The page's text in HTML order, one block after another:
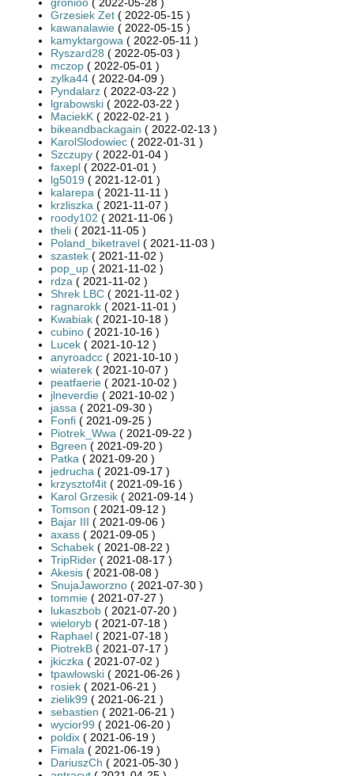
Grzesiek Zet ( 2022-05-15 )
kawanalawie ( 2022-05-15 )
kamyktargowa ( 2022-05-11 )
Ryszard28 ( 2022-05-03 )
mczop ( 2022-05-01 )
zylka44 ( 2022-04-09 )
Pyndalarz ( 2022-03-22 )
lgrabowski ( 2022-03-22 )
MaciekK ( 2022-02-21 )
bikeandbackagain ( 2022-02-13 )
KarolSlodowiec ( 2022-01-31 )
Szczupy ( 2022-01-04 )
faxepl ( 2022-01-01 )
lg5019 ( 2021-12-01 )
kalarepa ( 2021-11-11 )
krzliszka ( 2021-11-07 )
roody102 ( 2021-11-06 )
theli ( 2021-11-05 )
Poland_biketravel ( 2021-11-03 )
szastek ( 2021-11-02 )
pop_up ( 2021-11-02 )
rdza ( 2021-11-02 )
Shrek LBC ( 2021-11-02 )
ragnarokk ( 2021-11-01 )
Kwabiak ( 2021-10-18 )
cubino ( 2021-10-16 )
Lucek ( 2021-10-12 )
anyroadcc ( 2021-10-10 )
wiaterek ( 2021-10-07 )
peatfaerie ( 2021-10-02 )
jlneverdie ( 2021-10-02 )
jassa ( 2021-09-30 )
Fonfi ( 2021-09-25 )
Piotrek_Wwa ( 2021-09-22 )
Bgreen ( 2021-09-20 )
Patka ( 2021-09-20 )
jedrucha ( 2021-09-17 )
krzysztof4it ( 2021-09-16 )
Karol Grzesik ( 2021-09-14 )
Tomson ( 2021-09-12 )
Bajar III ( 2021-09-06 )
axass ( 2021-09-05 )
Schabek ( 2021-08-22 )
TripRider ( 2021-08-17 )
Akesis ( 2021-08-08 )
SnujaJaworzno ( 2021-07-30 )
tommie ( 2021-07-27 )
lukaszbob ( 2021-07-20 )
wieloryb ( 2021-07-18 )
Raphael ( 2021-07-18 )
PiotrekB ( 2021-07-17 )
jkiczka ( 2021-07-02 )
tpawlowski ( 2021-06-26 )
rosiek ( 2021-06-21 )
zielik99 ( 2021-06-21 )
sebastien ( 2021-06-21 )
wycior99 ( 2021-06-20 )
poldix ( 2021-06-19 )
Fimala ( 2021-06-19 )
DariuszCh ( 2021-05-30 )